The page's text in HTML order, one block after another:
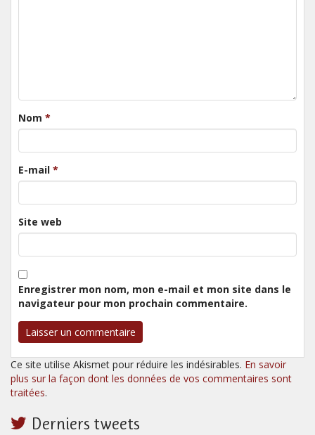
Nom *
E-mail *
Site web
Enregistrer mon nom, mon e-mail et mon site dans le
navigateur pour mon prochain commentaire.
Ce site utilise Akismet pour réduire les indésirables. En savoir
plus sur la façon dont les données de vos commentaires sont
traitées.
Derniers tweets